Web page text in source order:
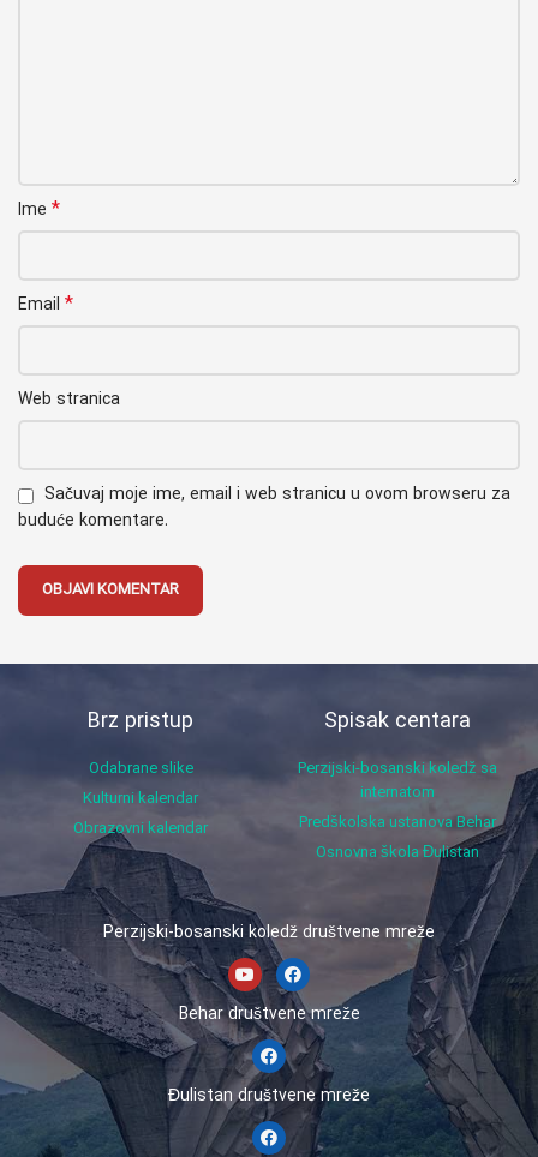
Ime *
Email *
Web stranica
Sačuvaj moje ime, email i web stranicu u ovom browseru za
buduće komentare.
Brz pristup
Odabrane slike
Kulturni kalendar
Obrazovni kalendar
Spisak centara
Perzijski-bosanski koledž sa
internatom
Predškolska ustanova Behar
Osnovna škola Đulistan
Perzijski-bosanski koledž društvene mreže
Behar društvene mreže
Đulistan društvene mreže